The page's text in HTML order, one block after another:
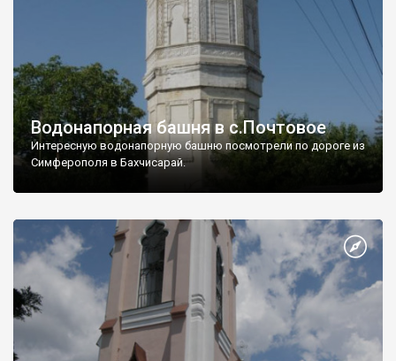
Водонапорная башня в с.Почтовое
Интересную водонапорную башню посмотрели по дороге из
Симферополя в Бахчисарай.